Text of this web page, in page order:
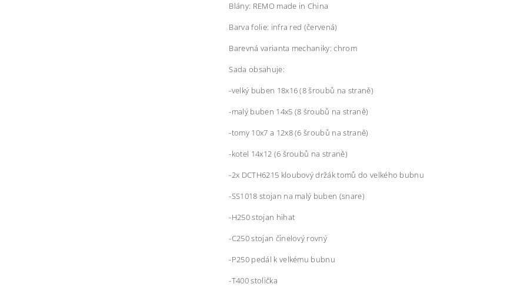
Blány: REMO made in China
Barva folie: infra red (červená)
Barevná varianta mechaniky: chrom
Sada obsahuje:
-velký buben 18x16 (8 šroubů na straně)
-malý buben 14x5 (8 šroubů na straně)
-tomy 10x7 a 12x8 (6 šroubů na straně)
-kotel 14x12 (6 šroubů na straně)
-2x DCTH6215 kloubový držák tomů do velkého bubnu
-SS1018 stojan na malý buben (snare)
-H250 stojan hihat
-C250 stojan činelový rovný
-P250 pedál k velkému bubnu
-T400 stolička